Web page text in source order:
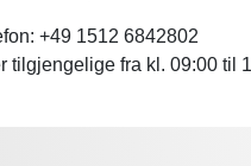
+49 1512 6842802
tilgjengelige fra kl. 09:00 til